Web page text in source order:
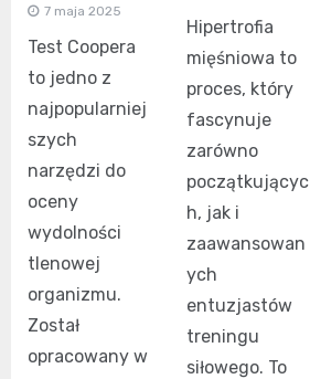
7 maja 2025
Test Coopera
to jedno z
najpopularniej
szych
narzędzi do
oceny
wydolności
tlenowej
organizmu.
Został
opracowany w
Hipertrofia
mięśniowa to
proces, który
fascynuje
zarówno
początkującyc
h, jak i
zaawansowan
ych
entuzjastów
treningu
siłowego. To